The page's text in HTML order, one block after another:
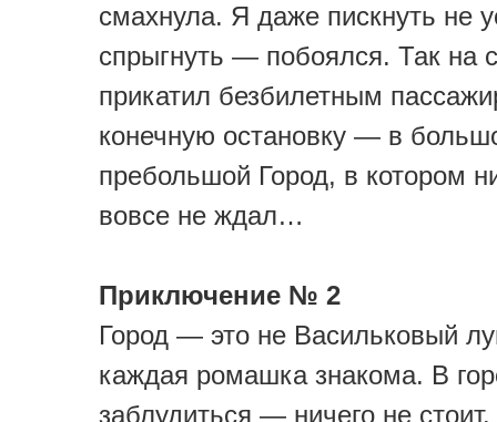
смахнула. Я даже пискнуть не
спрыгнуть — побоялся. Так на
прикатил безбилетным
конечную остановку — в
пребольшой Город, в котором
вовсе не ждал…
Приключение № 2
Город — это не Васильковый
каждая ромашка знакома. В
заблудиться — ничего не